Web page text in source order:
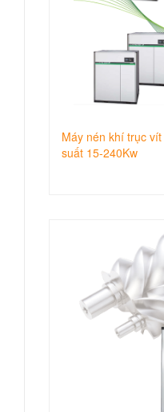
Máy nén khí trục
suất 15-240Kw